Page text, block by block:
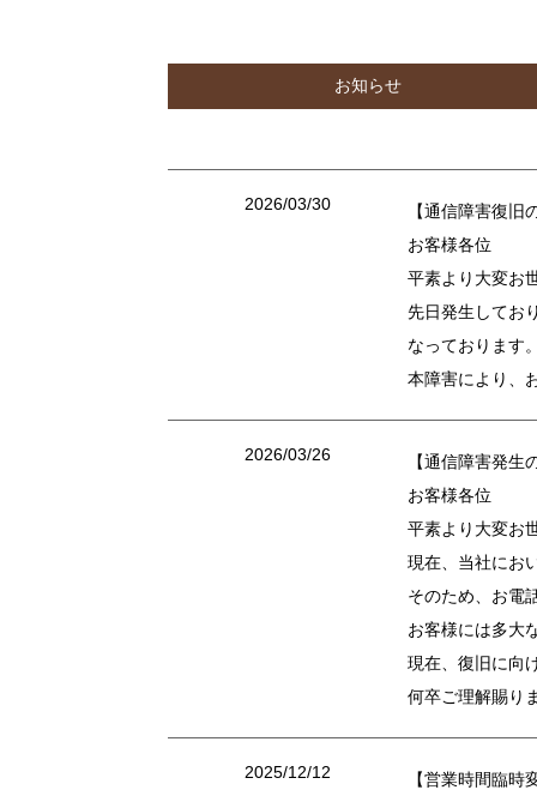
お知らせ
2026/03/30
【通信障害復旧
お客様各位
平素より大変お
先日発生してお
なっております
本障害により、
2026/03/26
【通信障害発生
お客様各位
平素より大変お
現在、当社にお
そのため、お電
お客様には多大
現在、復旧に向
何卒ご理解賜り
2025/12/12
【営業時間臨時